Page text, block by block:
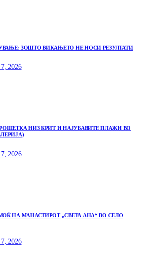
ЗОШТО ВИКАЊЕТО НЕ НОСИ РЕЗУЛТАТИ
2026
НИЗ КРИТ И НАЈУБАВИТЕ ПЛАЖИ ВО
2026
НА МАНАСТИРОТ „СВЕТА АНА“ ВО СЕЛО
2026